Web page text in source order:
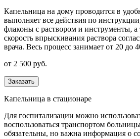
Капельница на дому проводится в
выполняет все действия по
флаконы с раствором и инструменты, а
скорость впрыскивания раствора
врача. Весь процесс занимает от 20 до
от 2 500 руб.
Заказать
Капельница в стационаре
Для госпитализации можно
воспользоваться транспортом
обязательны, но важна информация о